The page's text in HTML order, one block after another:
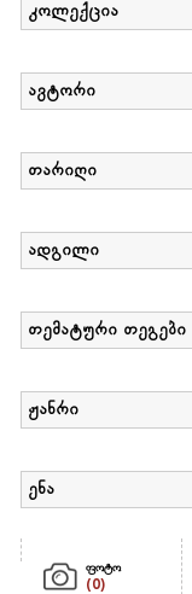
კოლექცია
ავტორი
თარიღი
ადგილი
თემატური თეგები
ჟანრი
ენა
ფოტო
(0)